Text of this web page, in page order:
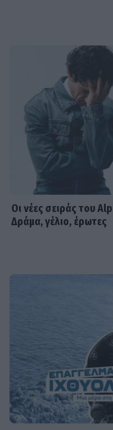
Οι νέες σειράς του
Δράμα, γέλιο, έρωτες